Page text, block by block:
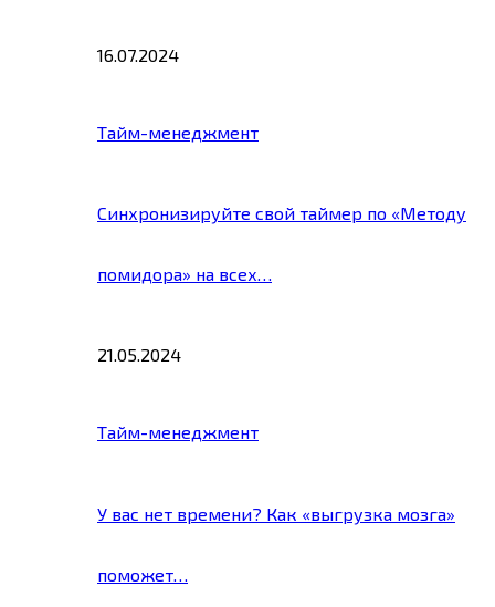
16.07.2024
Тайм-менеджмент
Синхронизируйте свой таймер по «Методу
помидора» на всех…
21.05.2024
Тайм-менеджмент
У вас нет времени? Как «выгрузка мозга»
поможет…